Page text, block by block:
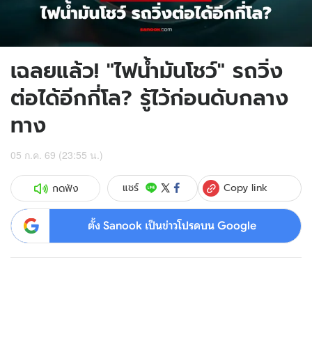
เฉลยแล้ว! "ไฟน้ำมันโชว์" รถวิ่ง
ต่อได้อีกกี่โล? รู้ไว้ก่อนดับกลาง
ทาง
05 ก.ค. 69 (23:55 น.)
กดฟัง แชร์ Copy link
ตั้ง Sanook เป็นข่าวโปรดบน Google